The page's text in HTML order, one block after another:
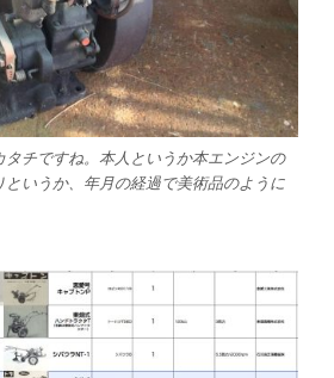
タチですね。本人というか本エンジンの
というか、年月の経過で美術品のように